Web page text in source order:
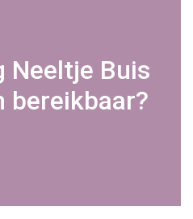
Neeltje Buis
bereikbaar?